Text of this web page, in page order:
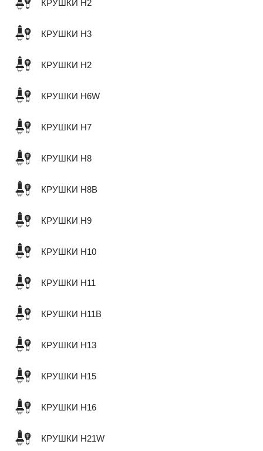
КРУШКИ H2
КРУШКИ H3
КРУШКИ H2
КРУШКИ H6W
КРУШКИ H7
КРУШКИ H8
КРУШКИ H8B
КРУШКИ H9
КРУШКИ H10
КРУШКИ H11
КРУШКИ H11B
КРУШКИ H13
КРУШКИ H15
КРУШКИ H16
КРУШКИ H21W